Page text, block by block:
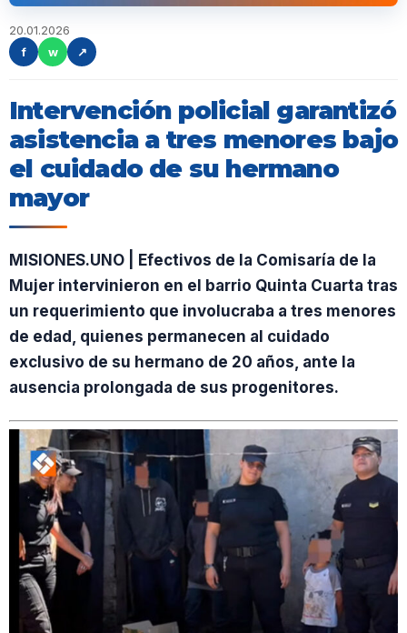
20.01.2026
f
w ↗
Intervención policial garantizó
asistencia a tres menores bajo
el cuidado de su hermano
mayor
MISIONES.UNO | Efectivos de la Comisaría de la
Mujer intervinieron en el barrio Quinta Cuarta tras
un requerimiento que involucraba a tres menores
de edad, quienes permanecen al cuidado
exclusivo de su hermano de 20 años, ante la
ausencia prolongada de sus progenitores.